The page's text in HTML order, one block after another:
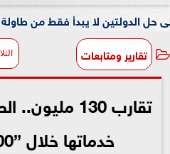
لا يبدأ فقط من طاولة المفاوضات
تقارير ومتابعات
تقارب 130
خدماتها خلال ”100 يوم صحة”